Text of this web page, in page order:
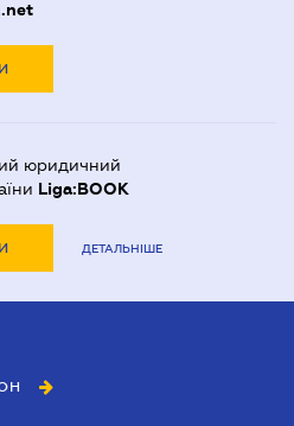
юридичний
Liga:BOOK
ДЕТАЛЬНІШЕ